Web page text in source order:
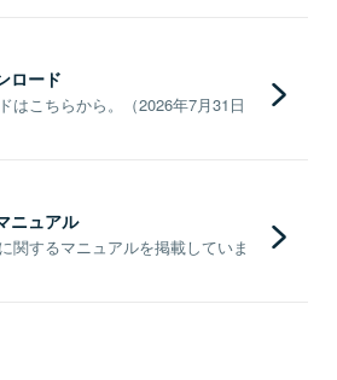
ロード
はこちらから。（2026年7月31日
ニュアル
関するマニュアルを掲載していま